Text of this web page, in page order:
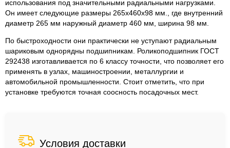
использования под значительными радиальными нагрузками.
Он имеет следующие размеры 265x460x98 мм., где внутренний
диаметр 265 мм наружный диаметр 460 мм, ширина 98 мм.
По быстроходности они практически не уступают радиальным
шариковым однорядны подшипникам. Роликоподшипник ГОСТ
292438 изготавливается по 6 классу точности, что позволяет его
применять в узлах, машиностроении, металлургии и
автомобильной промышленности. Стоит отметить, что при
установке требуются точная соосность посадочных мест.
Условия доставки